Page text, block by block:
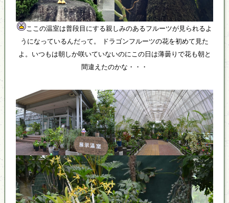
ここの温室は普段目にする親しみのあるフルーツが見られるよ
うになっているんだって。 ドラゴンフルーツの花を初めて見た
よ。いつもは朝しか咲いていないのにこの日は薄曇りで花も朝と
間違えたのかな・・・